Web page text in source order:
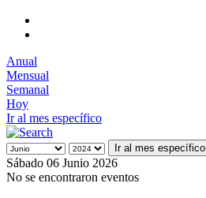
Anual
Mensual
Semanal
Hoy
Ir al mes específico
Ir al mes específico
Sábado 06 Junio 2026
No se encontraron eventos